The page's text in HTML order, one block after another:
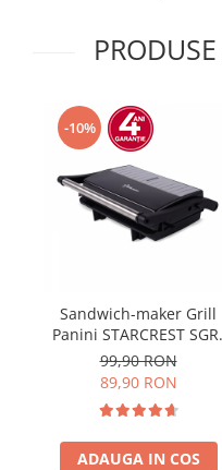
-10%
Sandwich-maker Grill
Panini STARCREST
2314, 1000 W, Placi
nonaderente, Deschidere
180°, Suprafata de gatire
23 x 14 cm, Negru
99,90 RON
89,90 RON
ADAUGA IN COS